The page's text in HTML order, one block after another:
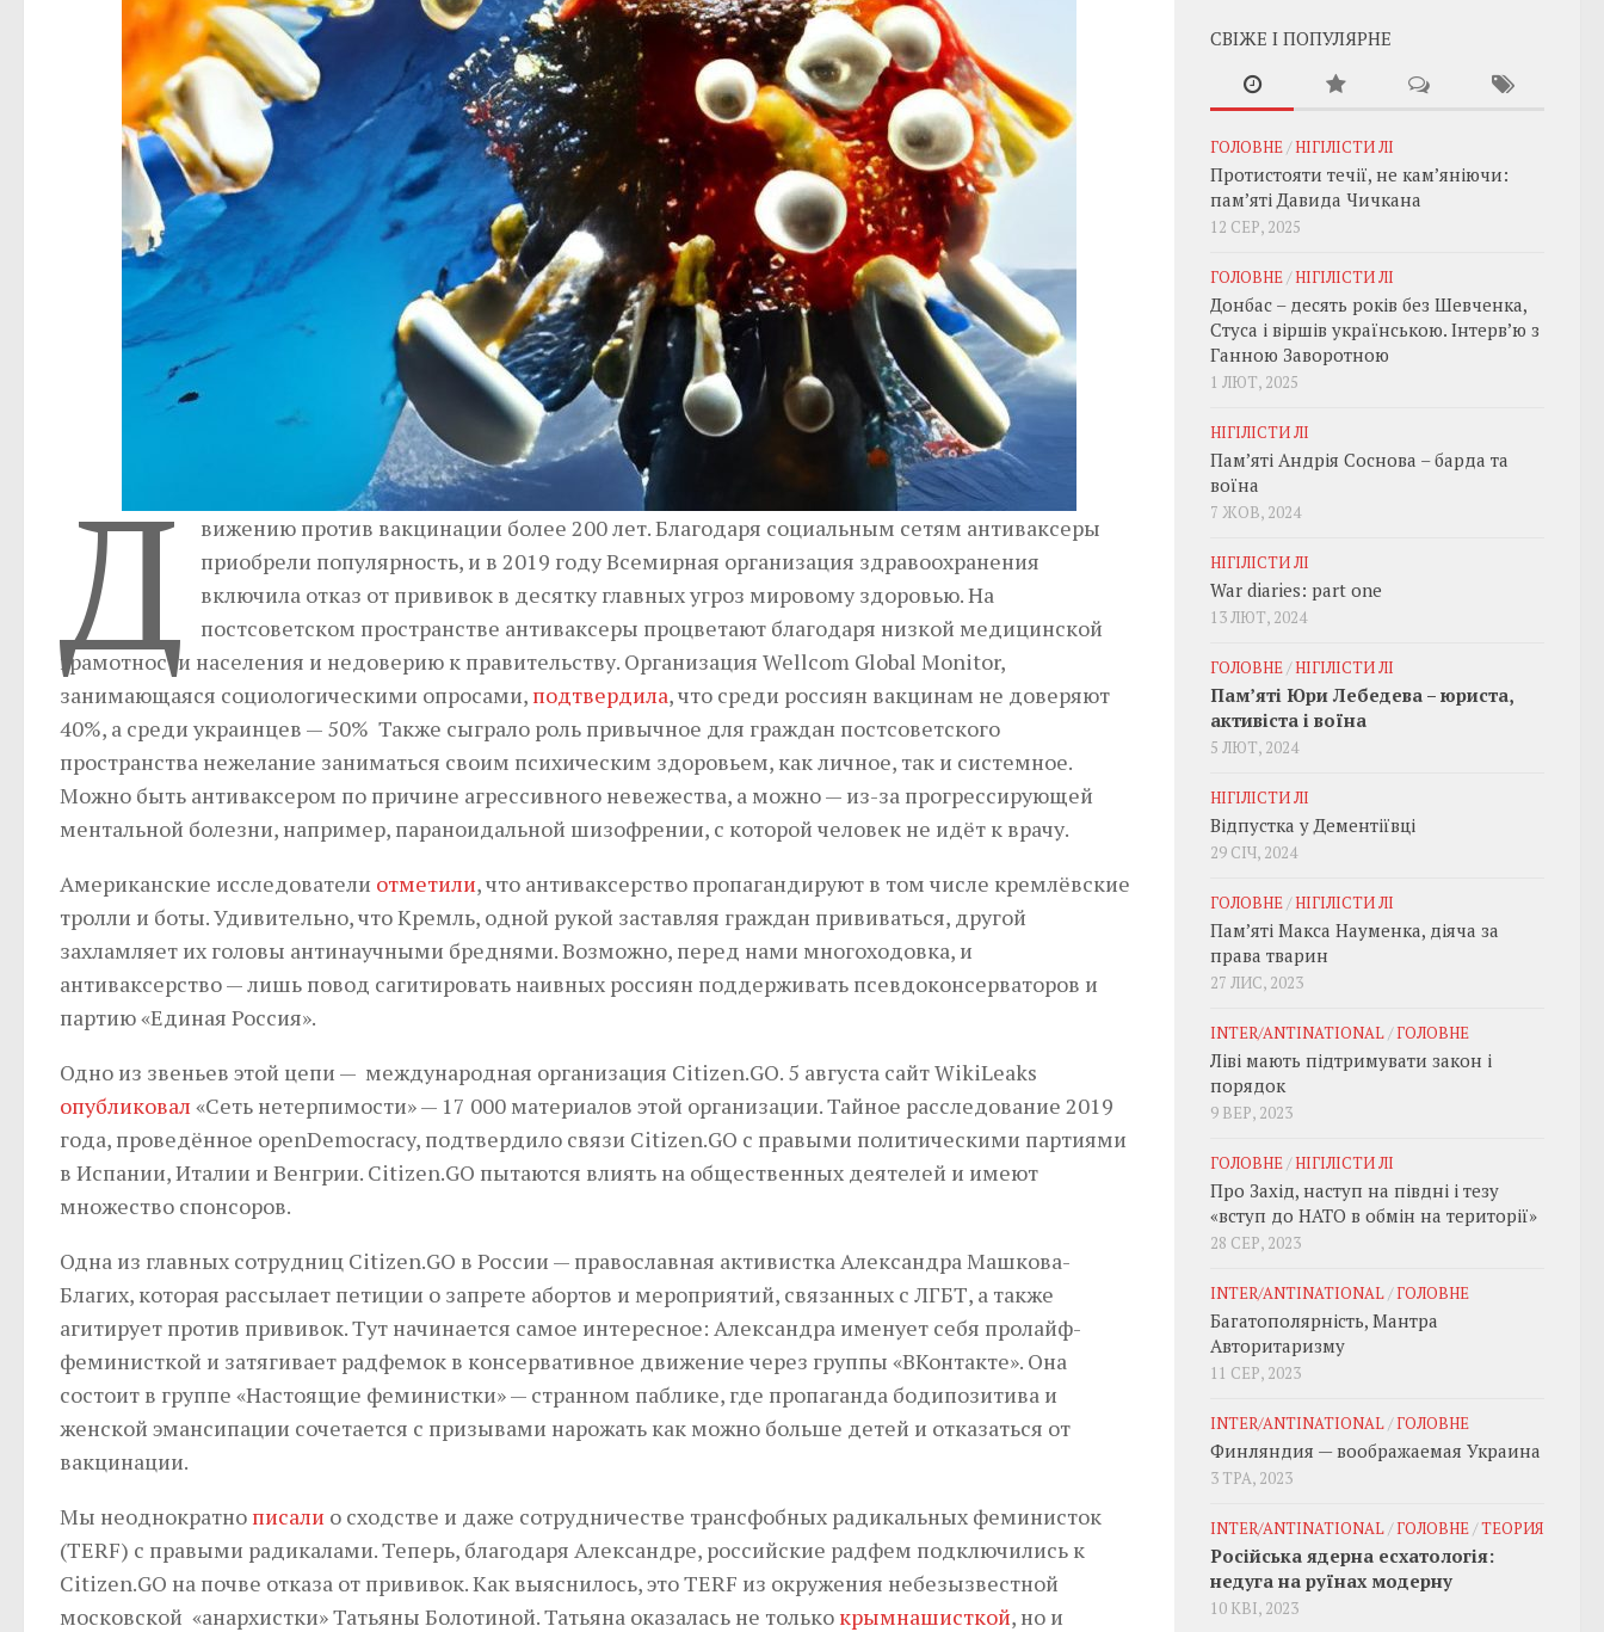
Д
вижению против вакцинации более 200 лет. Благодаря социальным сетям антиваксеры
приобрели популярность, и в 2019 году Всемирная организация здравоохранения
включила отказ от прививок в десятку главных угроз мировому здоровью. На
постсоветском пространстве антиваксеры процветают благодаря низкой медицинской
грамотности населения и недоверию к правительству. Организация Wellcom Global Monitor,
занимающаяся социологическими опросами, подтвердила, что среди россиян вакцинам не доверяют
40%, а среди украинцев — 50% Также сыграло роль привычное для граждан постсоветского
пространства нежелание заниматься своим психическим здоровьем, как личное, так и системное.
Можно быть антиваксером по причине агрессивного невежества, а можно — из-за прогрессирующей
ментальной болезни, например, параноидальной шизофрении, с которой человек не идёт к врачу.
Американские исследователи отметили, что антиваксерство пропагандируют в том числе кремлёвские
тролли и боты. Удивительно, что Кремль, одной рукой заставляя граждан прививаться, другой
захламляет их головы антинаучными бреднями. Возможно, перед нами многоходовка, и
антиваксерство — лишь повод сагитировать наивных россиян поддерживать псевдоконсерваторов и
партию «Единая Россия».
Одно из звеньев этой цепи — международная организация Citizen.GО. 5 августа сайт WikiLeaks
опубликовал «Сеть нетерпимости» — 17 000 материалов этой организации. Тайное расследование 2019
года, проведённое openDemocracy, подтвердило связи Citizen.GO с правыми политическими партиями
в Испании, Италии и Венгрии. Citizen.GO пытаются влиять на общественных деятелей и имеют
множество спонсоров.
Одна из главных сотрудниц Citizen.GO в России — православная активистка Александра Машкова-
Благих, которая рассылает петиции о запрете абортов и мероприятий, связанных с ЛГБТ, а также
агитирует против прививок. Тут начинается самое интересное: Александра именует себя пролайф-
феминисткой и затягивает радфемок в консервативное движение через группы «ВКонтакте». Она
состоит в группе «Настоящие феминистки» — странном паблике, где пропаганда бодипозитива и
женской эмансипации сочетается с призывами нарожать как можно больше детей и отказаться от
вакцинации.
Мы неоднократно писали о сходстве и даже сотрудничестве трансфобных радикальных феминисток
(TERF) с правыми радикалами. Теперь, благодаря Александре, российские радфем подключились к
Citizen.GO на почве отказа от прививок. Как выяснилось, это TERF из окружения небезызвестной
московской «анархистки» Татьяны Болотиной. Татьяна оказалась не только крымнашисткой, но и
СВІЖЕ І ПОПУЛЯРНЕ
ГОЛОВНЕ/НІГІЛІСТИ ЛІ
Протистояти течії, не кам’яніючи:
пам’яті Давида Чичкана
12 СЕР, 2025
ГОЛОВНЕ/НІГІЛІСТИ ЛІ
Донбас – десять років без Шевченка,
Стуса і віршів українською. Інтерв’ю з
Ганною Заворотною
1 ЛЮТ, 2025
НІГІЛІСТИ ЛІ
Пам’яті Андрія Соснова – барда та
воїна
7 ЖОВ, 2024
НІГІЛІСТИ ЛІ
War diaries: part one
13 ЛЮТ, 2024
ГОЛОВНЕ/НІГІЛІСТИ ЛІ
Пам’яті Юри Лебедева – юриста,
активіста і воїна
5 ЛЮТ, 2024
НІГІЛІСТИ ЛІ
Відпустка у Дементіївці
29 СІЧ, 2024
ГОЛОВНЕ/НІГІЛІСТИ ЛІ
Пам’яті Макса Науменка, діяча за
права тварин
27 ЛИС, 2023
INTER/ANTINATIONAL/ГОЛОВНЕ
Ліві мають підтримувати закон і
порядок
9 ВЕР, 2023
ГОЛОВНЕ/НІГІЛІСТИ ЛІ
Про Захід, наступ на півдні і тезу
«вступ до НАТО в обмін на території»
28 СЕР, 2023
INTER/ANTINATIONAL/ГОЛОВНЕ
Багатополярність, Мантра
Авторитаризму
11 СЕР, 2023
INTER/ANTINATIONAL/ГОЛОВНЕ
Финляндия — воображаемая Украина
3 ТРА, 2023
INTER/ANTINATIONAL/ГОЛОВНЕ/ТЕОРИЯ
Російська ядерна есхатологія:
недуга на руїнах модерну
10 КВІ, 2023